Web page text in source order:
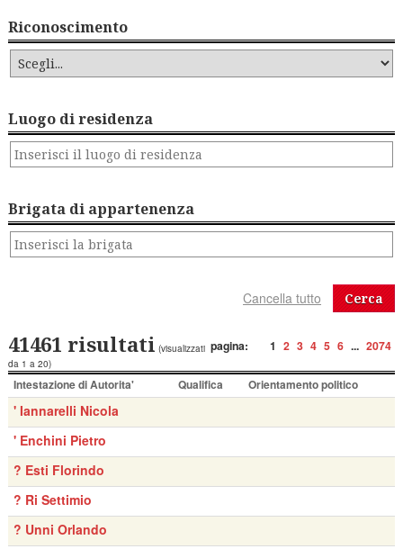
Riconoscimento
Luogo di residenza
Brigata di appartenenza
Cerca
pagina: 1 2 3 4 5 6 ... 2074
41461 risultati (visualizzati
da 1 a 20)
Intestazione di Autorita' Qualifica Orientamento politico
' Iannarelli Nicola
' Enchini Pietro
? Esti Florindo
? Ri Settimio
? Unni Orlando